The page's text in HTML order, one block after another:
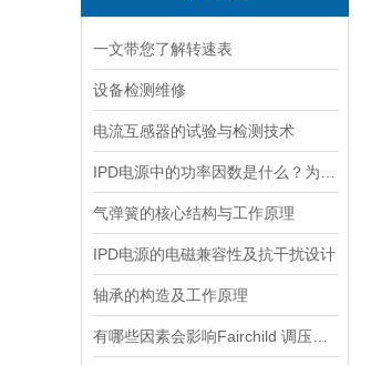
一文带您了解转速表
设备检测维修
电流互感器的试验与检测技术
气弹簧的核心结构与工作原理
IPD电源的电磁兼容性及抗干扰设计
轴承的构造及工作原理